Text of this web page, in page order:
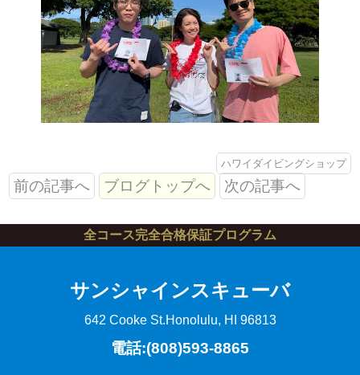
ハワイダイビングショップ
前の記事へ ブログトップへ 次の記事へ
全コース完全合格保証プログラム
サンシャインスキューバ
642 Cooke St.Honolulu, HI 96813
電話:(808)593-8865